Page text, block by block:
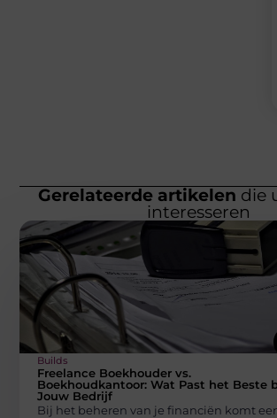
Gerelateerde artikelen die
interesseren
Builds
Freelance Boekhouder vs.
Boekhoudkantoor: Wat Past het Beste
Jouw Bedrijf
Bij het beheren van je financiën komt